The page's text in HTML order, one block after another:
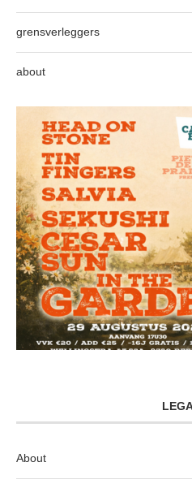
grensverleggers
about
About